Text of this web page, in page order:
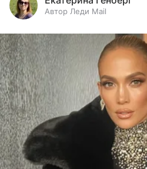
Автор Леди Mail